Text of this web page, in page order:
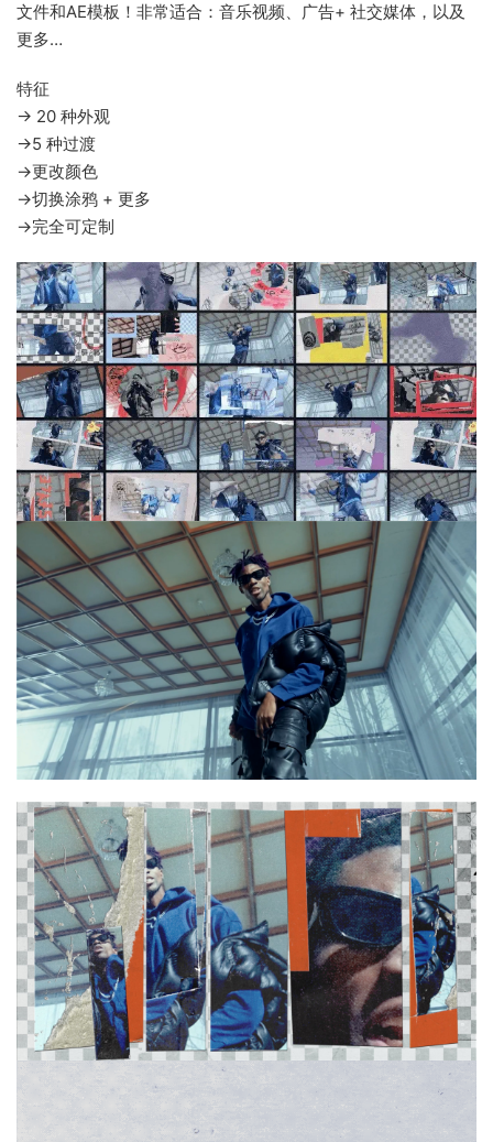
文件和AE模板！非常适合：音乐视频、广告+ 社交媒体，以及
更多…
特征
→ 20 种外观
→5 种过渡
→更改颜色
→切换涂鸦 + 更多
→完全可定制